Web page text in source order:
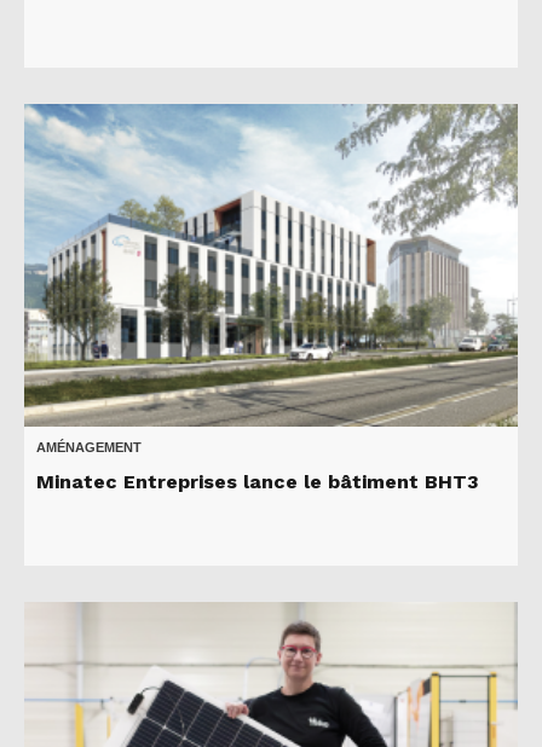
AMÉNAGEMENT
Minatec Entreprises lance le bâtiment BHT3